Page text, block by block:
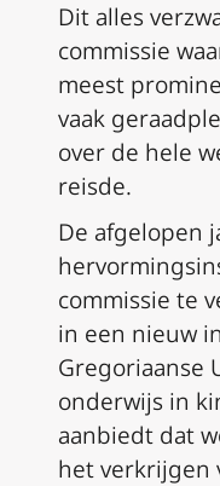
Dit alles
commissie
meest
vaak
over de hele
reisde.
De afgelopen
commissie te
in een nieuw
Gregoriaanse
onderwijs in
aanbiedt dat
het verkrijgen